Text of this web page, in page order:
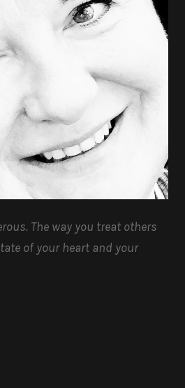
The way you treat others
of your heart and your